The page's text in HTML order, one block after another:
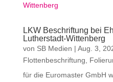
LKW Beschriftung bei
Lutherstadt-Wittenberg
von SB Medien | Aug. 3,
Flottenbeschriftung
für die Euromaster GmbH